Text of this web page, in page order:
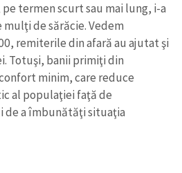
termen scurt sau mai lung, i-a
de sărăcie. Vedem
remiterile din afară au ajutat şi
Totuşi, banii primiţi din
minim, care reduce
al populaţiei faţă de
de a îmbunătăţi situaţia